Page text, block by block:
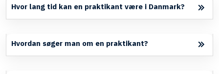
Hvor lang tid kan en praktikant være i Danmark?
Hvordan søger man om en praktikant?